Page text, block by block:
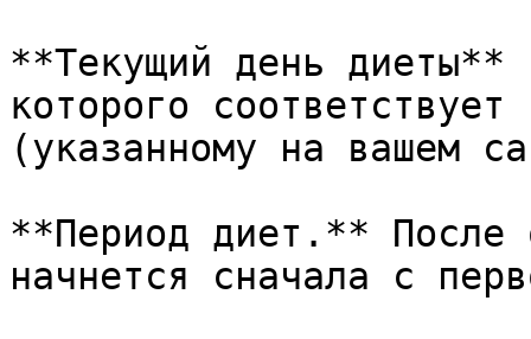
**Текущий день
которого
(указанному на вашем
**Период диет.** После
начнется сначала с